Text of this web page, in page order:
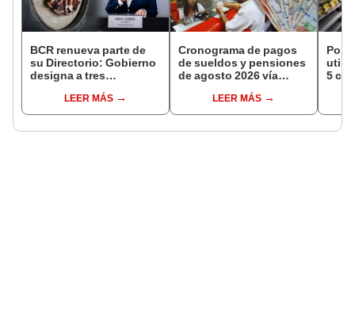
BCR renueva parte de
su Directorio: Gobierno
designa a tres
EjecutivoLEER MÁS
Cronograma de pagos
de sueldos y pensiones
de agosto 2026 vía
conoce las fechas de
depósito
LEER MÁS
Por
5